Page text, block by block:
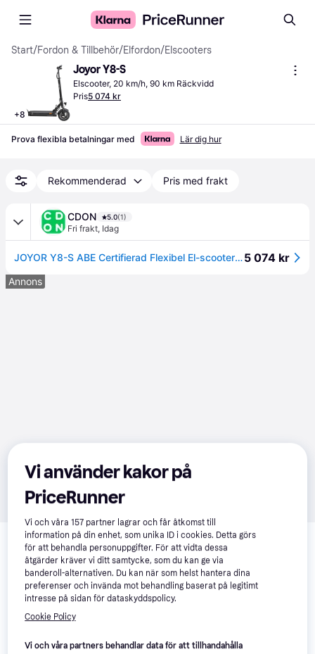
Start/Fordon & Tillbehör/Elfordon/Elscooters
+8
Joyor Y8-S
Elscooter, 20 km/h, 90 km Räckvidd
Pris5 074 kr
Prova flexibla betalningar med Lär dig hur
Rekommenderad Pris med frakt
CDON 5.0(1)
Fri frakt, Idag
JOYOR Y8-S ABE Certifierad Flexibel El-scooter - Motor 500W Batteri 48V26AH 10 Tums Däck - Svart5 074 kr
Annons
Relaterade produkter
Vi har plockat fram ett urval av produkter som kanske skulle
intressera dig. Visa alla
Vi använder kakor på
PriceRunner
Vi och våra157 partner lagrar och får åtkomst till
information på din enhet, som unika ID i cookies. Detta görs
för att behandla personuppgifter. För att vidta dessa
åtgärder kräver vi ditt samtycke, som du kan ge via
banderoll-alternativen. Du kan när som helst hantera dina
preferenser och invända mot behandling baserat på legitimt
intresse på sidan för dataskyddspolicy.
Cookie Policy
Vi och våra partners behandlar data för att tillhandahålla